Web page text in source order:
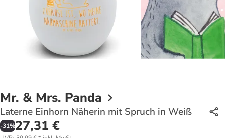
Mr. & Mrs. Panda
Laterne Einhorn Näherin mit Spruch in Weiß
-31%27,31 €